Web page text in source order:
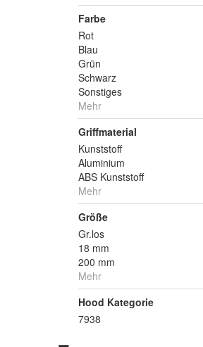
Farbe
Rot
Blau
Grün
Schwarz
Sonstiges
Mehr
Griffmaterial
Kunststoff
Aluminium
ABS Kunststoff
Mehr
Größe
Gr.los
18 mm
200 mm
Mehr
Hood Kategorie
7938